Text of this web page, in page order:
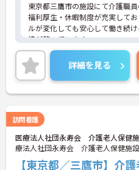
東京都三鷹市の施設にて介護職員
福利厚生・休暇制度が充実して
ルが変化しても安心して働き続
境が整っています。
ご興味のある方には、面接対策
に詳細をご案内しますのでお気軽
い！
詳細を見る
訪問看護
医療法人社団永寿会 介護老人保健
療法人社団永寿会 介護老人保健施
【東京都／三鷹市】介